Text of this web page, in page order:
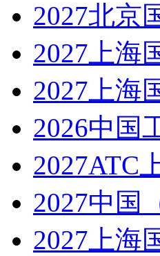
2027北京
2027上海
2027上海
2026中国
2027ATC
2027中国
2027上海